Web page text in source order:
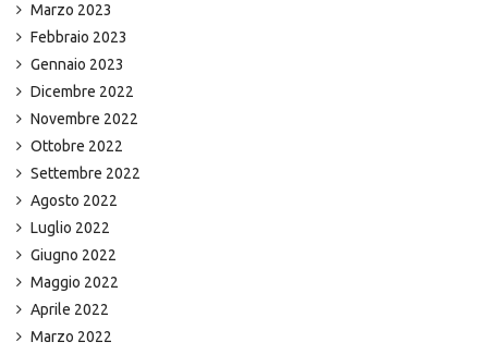
Marzo 2023
Febbraio 2023
Gennaio 2023
Dicembre 2022
Novembre 2022
Ottobre 2022
Settembre 2022
Agosto 2022
Luglio 2022
Giugno 2022
Maggio 2022
Aprile 2022
Marzo 2022